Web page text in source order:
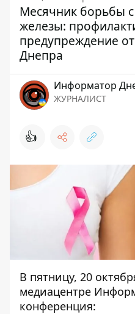
Месячник борьбы
железы:
предупреждение
Днепра
Информатор
ЖУРНАЛИСТ
👍
В пятницу, 20
медиацентре
конференция: